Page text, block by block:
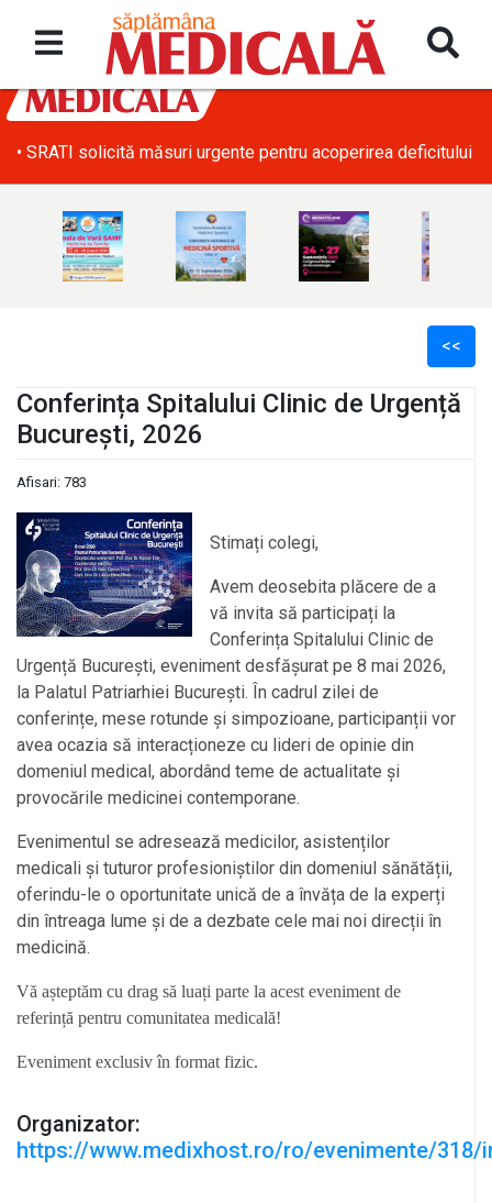
• SRATI solicită măsuri urgente pentru acoperirea deficitului
<<
Conferința Spitalului Clinic de Urgență
București, 2026
Afisari: 783
Stimați colegi,
Avem deosebita plăcere de a
vă invita să participați la
Conferința Spitalului Clinic de
Urgență București, eveniment desfășurat pe 8 mai 2026,
la Palatul Patriarhiei București. În cadrul zilei de
conferințe, mese rotunde și simpozioane, participanții vor
avea ocazia să interacționeze cu lideri de opinie din
domeniul medical, abordând teme de actualitate și
provocările medicinei contemporane.
Evenimentul se adresează medicilor, asistenților
medicali și tuturor profesioniștilor din domeniul sănătății,
oferindu-le o oportunitate unică de a învăța de la experți
din întreaga lume și de a dezbate cele mai noi direcții în
medicină.
Vă așteptăm cu drag să luați parte la acest eveniment de
referință pentru comunitatea medicală!
Eveniment exclusiv în format fizic.
Organizator:
https://www.medixhost.ro/ro/evenimente/318/